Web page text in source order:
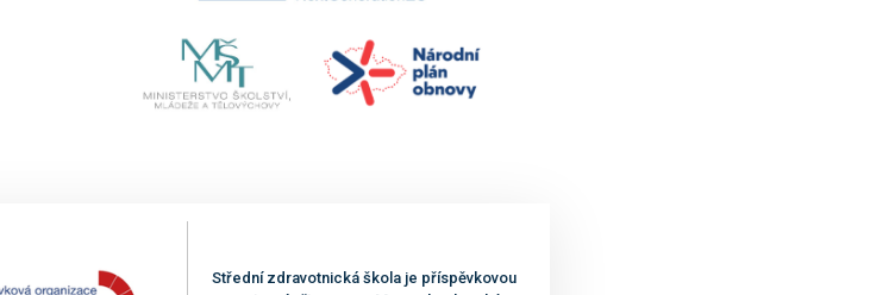
Střední zdravotnická škola je příspěvkovou